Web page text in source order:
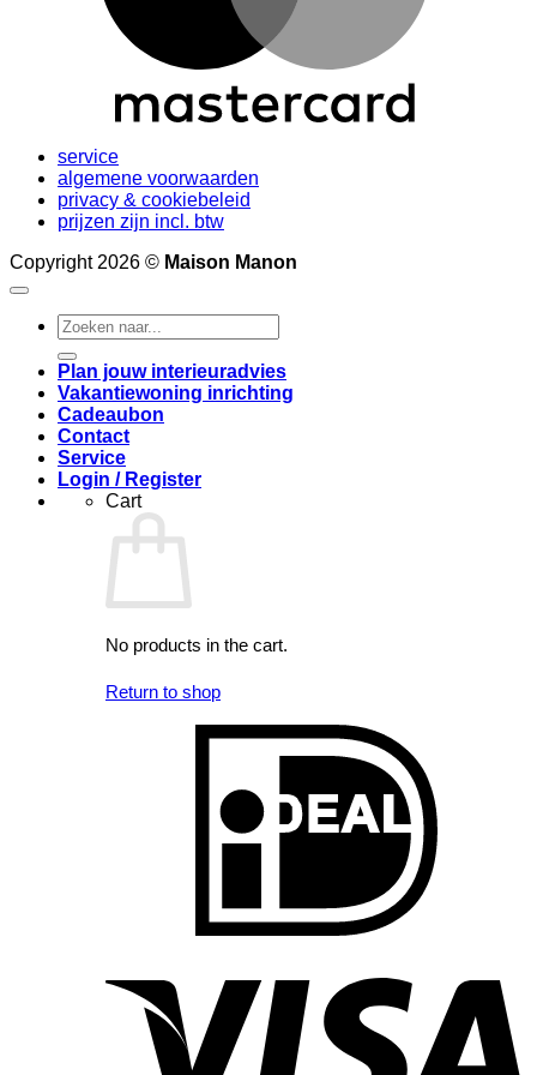
service
algemene voorwaarden
privacy & cookiebeleid
prijzen zijn incl. btw
Copyright 2026 © Maison Manon
Search
for:
Plan jouw interieuradvies
Vakantiewoning inrichting
Cadeaubon
Contact
Service
Login / Register
Cart
No products in the cart.
Return to shop